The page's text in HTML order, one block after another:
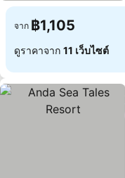
จาก ฿1,105
ดูราคาจาก 11 เว็บไซต์